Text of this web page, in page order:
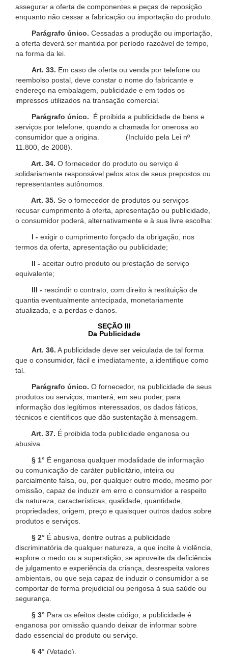
assegurar a oferta de componentes e peças de reposição
enquanto não cessar a fabricação ou importação do produto.
Parágrafo único. Cessadas a produção ou importação,
a oferta deverá ser mantida por período razoável de tempo,
na forma da lei.
Art. 33. Em caso de oferta ou venda por telefone ou
reembolso postal, deve constar o nome do fabricante e
endereço na embalagem, publicidade e em todos os
impressos utilizados na transação comercial.
Parágrafo único.
É proibida a publicidade de bens e
serviços por telefone, quando a chamada for onerosa ao
consumidor que a origina. (Incluído pela Lei nº
11.800, de 2008).
Art. 34. O fornecedor do produto ou serviço é
solidariamente responsável pelos atos de seus prepostos ou
representantes autônomos.
Art. 35. Se o fornecedor de produtos ou serviços
recusar cumprimento à oferta, apresentação ou publicidade,
o consumidor poderá, alternativamente e à sua livre escolha:
I - exigir o cumprimento forçado da obrigação, nos
termos da oferta, apresentação ou publicidade;
II - aceitar outro produto ou prestação de serviço
equivalente;
III - rescindir o contrato, com direito à restituição de
quantia eventualmente antecipada, monetariamente
atualizada, e a perdas e danos.
SEÇÃO III
Da Publicidade
Art. 36. A publicidade deve ser veiculada de tal forma
que o consumidor, fácil e imediatamente, a identifique como
tal.
Parágrafo único. O fornecedor, na publicidade de seus
produtos ou serviços, manterá, em seu poder, para
informação dos legítimos interessados, os dados fáticos,
técnicos e científicos que dão sustentação à mensagem.
Art. 37. É proibida toda publicidade enganosa ou
abusiva.
§ 1° É enganosa qualquer modalidade de informação
ou comunicação de caráter publicitário, inteira ou
parcialmente falsa, ou, por qualquer outro modo, mesmo por
omissão, capaz de induzir em erro o consumidor a respeito
da natureza, características, qualidade, quantidade,
propriedades, origem, preço e quaisquer outros dados sobre
produtos e serviços.
§ 2° É abusiva, dentre outras a publicidade
discriminatória de qualquer natureza, a que incite à violência,
explore o medo ou a superstição, se aproveite da deficiência
de julgamento e experiência da criança, desrespeita valores
ambientais, ou que seja capaz de induzir o consumidor a se
comportar de forma prejudicial ou perigosa à sua saúde ou
segurança.
§ 3° Para os efeitos deste código, a publicidade é
enganosa por omissão quando deixar de informar sobre
dado essencial do produto ou serviço.
§ 4° (Vetado).